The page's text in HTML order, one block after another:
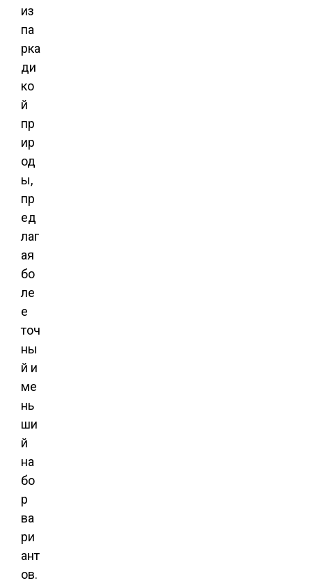
из
па
рка
ди
ко
й
пр
ир
од
ы,
пр
ед
лаг
ая
бо
ле
е
точ
ны
й и
ме
нь
ши
й
на
бо
р
ва
ри
ант
ов.